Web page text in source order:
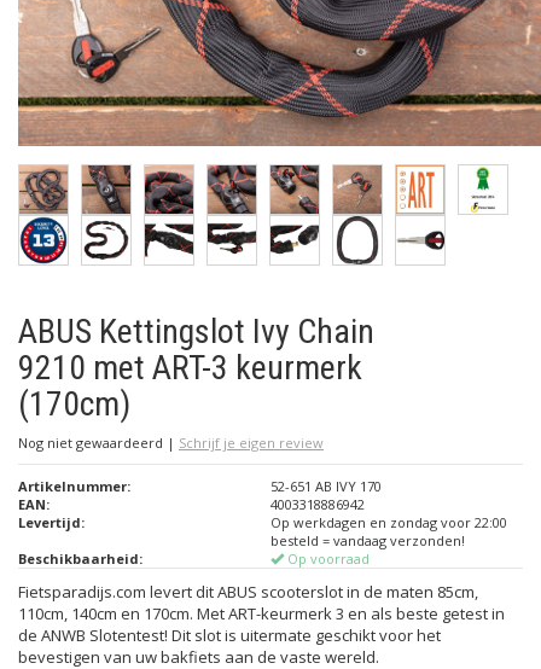
ABUS Kettingslot Ivy Chain
9210 met ART-3 keurmerk
(170cm)
Nog niet gewaardeerd | Schrijf je eigen review
Artikelnummer:
52-651 AB IVY 170
EAN:
4003318886942
Levertijd:
Op werkdagen en zondag voor 22:00
besteld = vandaag verzonden!
Beschikbaarheid:
Op voorraad
Fietsparadijs.com levert dit ABUS scooterslot in de maten 85cm,
110cm, 140cm en 170cm. Met ART-keurmerk 3 en als beste getest in
de ANWB Slotentest! Dit slot is uitermate geschikt voor het
bevestigen van uw bakfiets aan de vaste wereld.